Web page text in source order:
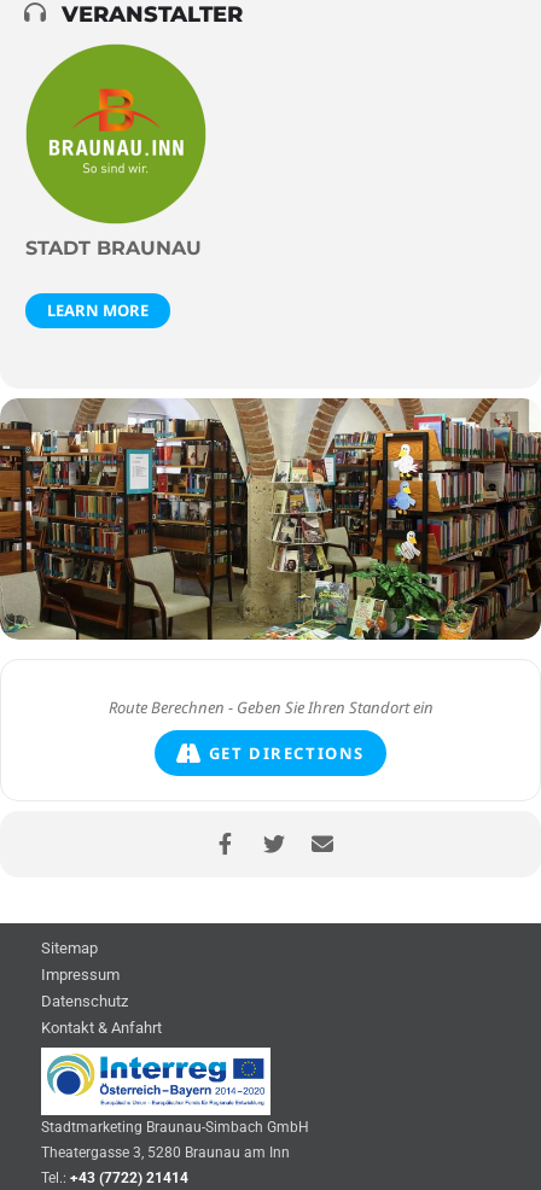
VERANSTALTER
STADT BRAUNAU
LEARN MORE
GET DIRECTIONS
Sitemap
Impressum
Datenschutz
Kontakt & Anfahrt
Stadtmarketing Braunau-Simbach GmbH
Theatergasse 3, 5280 Braunau am Inn
Tel.: +43 (7722) 21414